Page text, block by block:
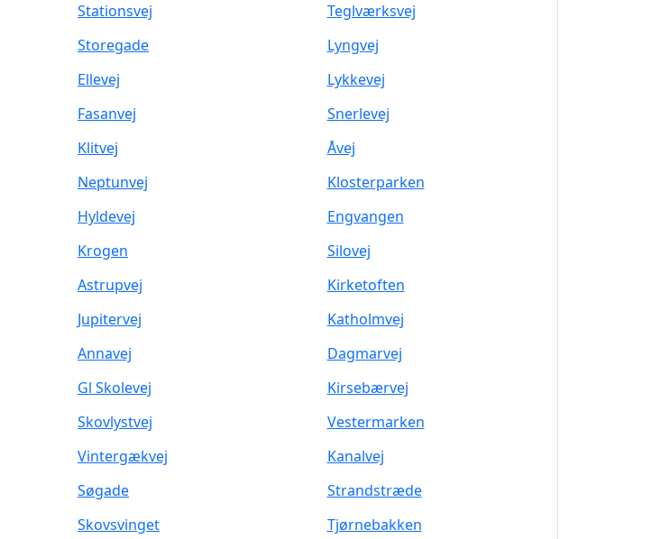
Stationsvej
Teglværksvej
Storegade
Lyngvej
Ellevej
Lykkevej
Fasanvej
Snerlevej
Klitvej
Åvej
Neptunvej
Klosterparken
Hyldevej
Engvangen
Krogen
Silovej
Astrupvej
Kirketoften
Jupitervej
Katholmvej
Annavej
Dagmarvej
Gl Skolevej
Kirsebærvej
Skovlystvej
Vestermarken
Vintergækvej
Kanalvej
Søgade
Strandstræde
Skovsvinget
Tjørnebakken